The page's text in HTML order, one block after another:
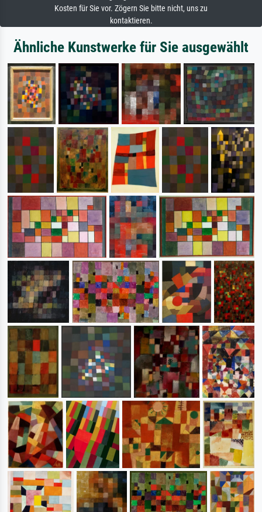
Kosten für Sie vor. Zögern Sie bitte nicht, uns zu
kontaktieren.
Ähnliche Kunstwerke für Sie ausgewählt